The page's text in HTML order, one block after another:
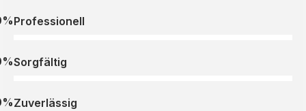
Professionell
Sorgfältig
Zuverlässig